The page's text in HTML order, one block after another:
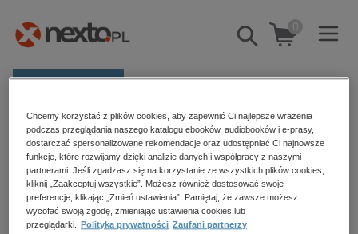
Pokaż/schowaj
wyszukiwarkę
0
Kategorie
Zobacz wszystkie E-prasa
budownictwo, aranżacja wnętrz
biznesowe, branżowe, gospodarka
Strona główna Filip Bryjka
Filip Bryjka
Chcemy korzystać z plików cookies, aby zapewnić Ci najlepsze wrażenia
podczas przeglądania naszego katalogu ebooków, audiobooków i e-prasy,
dostarczać spersonalizowane rekomendacje oraz udostępniać Ci najnowsze
funkcje, które rozwijamy dzięki analizie danych i współpracy z naszymi
partnerami. Jeśli zgadzasz się na korzystanie ze wszystkich plików cookies,
kliknij „Zaakceptuj wszystkie”. Możesz również dostosować swoje
preferencje, klikając „Zmień ustawienia”. Pamiętaj, że zawsze możesz
wycofać swoją zgodę, zmieniając ustawienia cookies lub
przeglądarki.
Polityka prywatności Zaufani partnerzy